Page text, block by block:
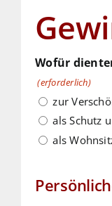
Wofür
(erforderlich)
zur
als Schutz
als